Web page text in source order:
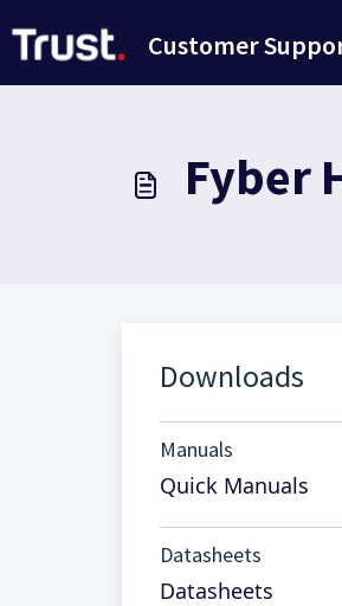
Customer
Fyber
Downloads
Manuals
Quick Manuals
Datasheets
Datasheets